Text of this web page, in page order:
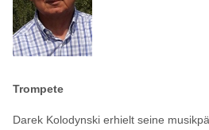
Trompete
Darek Kolodynski erhielt seine